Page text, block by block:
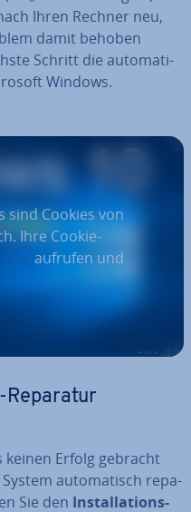
Ihren Rechner neu,
damit behoben
Schritt die au­to­ma­ti­
Windows.
sind Cookies von
Ihre Cookie-
aufrufen und
Reparatur
Erfolg gebracht
System au­to­ma­tisch re­pa­
Sie den In­stal­la­ti­ons­